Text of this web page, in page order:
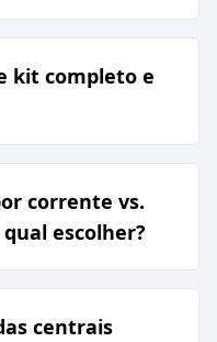
kit completo e
corrente vs.
escolher?
centrais